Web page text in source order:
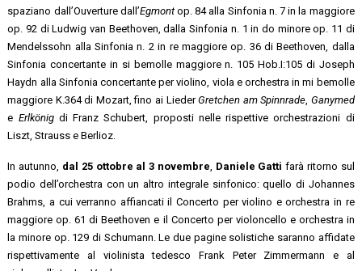
spaziano dall’Ouverture dall’Egmontop. 84 alla Sinfonia n. 7 in la maggiore
op. 92 di Ludwig van Beethoven, dalla Sinfonia n. 1 in do minore op. 11 di
Mendelssohn alla Sinfonia n. 2 in re maggiore op. 36 di Beethoven, dalla
Sinfonia concertante in si bemolle maggiore n. 105 Hob.I:105 di Joseph
Haydn alla Sinfonia concertante per violino, viola e orchestra in mi bemolle
maggiore K.364 di Mozart, fino ai LiederGretchen am Spinnrade Ganymed
e Erlkönigdi Franz Schubert, proposti nelle rispettive orchestrazioni di
Liszt, Strauss e Berlioz.
In autunno, dal 25 ottobre al 3 novembre Daniele Gatti farà ritorno sul
podio dell’orchestra con un altro integrale sinfonico: quello di Johannes
Brahms, a cui verranno affiancati il Concerto per violino e orchestra in re
maggiore op. 61 di Beethoven e il Concerto per violoncello e orchestra in
la minore op. 129 di Schumann. Le due pagine solistiche saranno affidate
rispettivamente al violinista tedesco Frank Peter Zimmermann e al